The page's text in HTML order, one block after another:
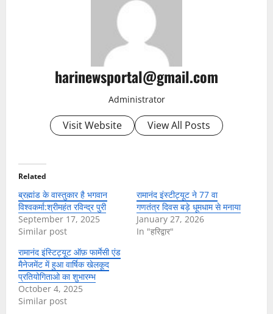
harinewsportal@gmail.com
Administrator
Visit Website View All Posts
Related
ब्रह्मांड के वास्तुकार है भगवान
विश्वकर्मा:श्रीमहंत रविन्द्र पुरी
September 17, 2025
Similar post
रामानंद इंस्टीट्यूट ने 77 वा
गणतंत्र दिवस बड़े धूमधाम से मनाया
January 27, 2026
In "हरिद्वार"
रामानंद इंस्टिट्यूट ऑफ़ फार्मेसी एंड
मैनेजमेंट में हुआ वार्षिक खेलकूद
प्रतियोगिताओ का शुभारम्भ
October 4, 2025
Similar post